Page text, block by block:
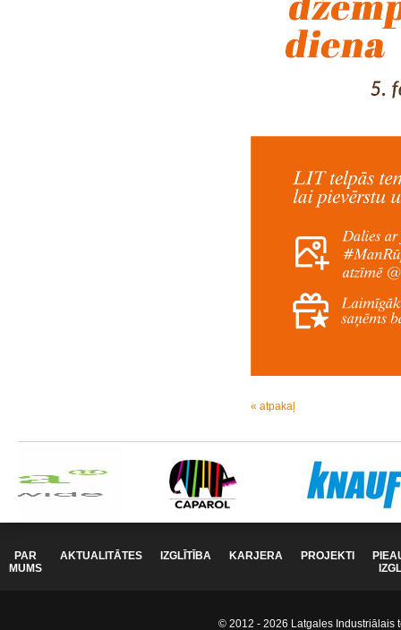
« atpakaļ
PAR
MUMS
AKTUALITĀTES IZGLĪTĪBA KARJERA PROJEKTI
© 2012 - 2026 Latgales Industriālais